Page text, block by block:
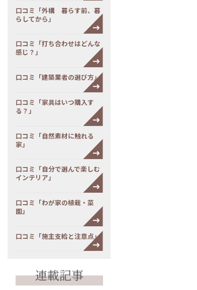
口コミ「外構 暮らす前、暮
らしてから」
口コミ「打ち合わせはどんな
感じ？」
口コミ「建築業者の選び方」
口コミ「家具はいつ購入す
る？」
口コミ「自然素材に触れる
家」
口コミ「自分で選んで楽しむ
インテリア」
口コミ「わが家の植栽・菜
園」
口コミ「施主支給と注意点」
連載記事